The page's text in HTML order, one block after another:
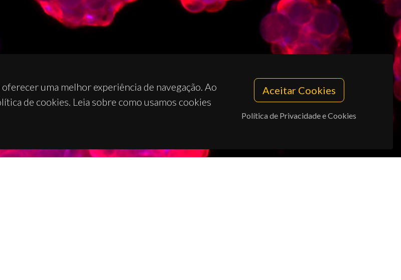
uma melhor experiência de navegação. Ao
de cookies. Leia sobre como usamos cookies
Aceitar Cookies
Política de Privacidade e Cookies